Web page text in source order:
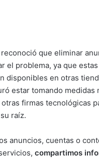
que eliminar
el problema, ya que estas
disponibles en otras
estar tomando medidas
firmas tecnológicas
raíz.
anuncios, cuentas o
compartimos